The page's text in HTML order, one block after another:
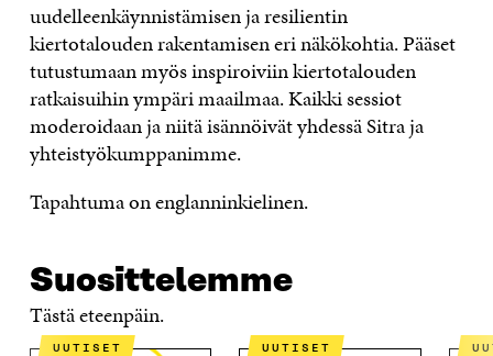
A
I
K
U
N
A
S
A
I
K
U
N
S
S
A
I
K
U
N
A
S
A
S
A
K
K
U
N
S
uudelleenkäynnistämisen ja resilientin
kiertotalouden rakentamisen eri näkökohtia. Pääset
tutustumaan myös inspiroiviin kiertotalouden
ratkaisuihin ympäri maailmaa. Kaikki sessiot
moderoidaan ja niitä isännöivät yhdessä Sitra ja
yhteistyökumppanimme.
Tapahtuma on englanninkielinen.
Suosittelemme
Tästä eteenpäin.
UUTISET UUTISET